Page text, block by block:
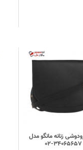
زنانه مانگو مدل
34065657-02